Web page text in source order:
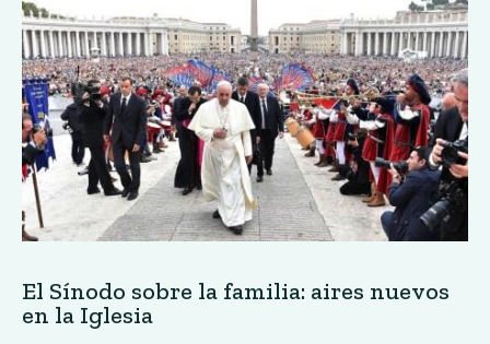
El Sínodo sobre la familia: aires nuevos
en la Iglesia